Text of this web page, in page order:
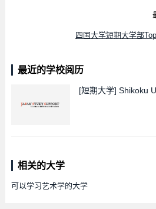
四国大学短期大学部
最近的学校阅历
[短期大学] Shikoku
相关的大学
可以学习艺术学的大学